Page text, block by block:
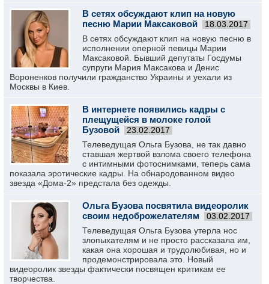
В сетях обсуждают клип на новую
песню Марии Максаковой
18.03.2017
В сетях обсуждают клип на новую песню в
исполнении оперной певицы Марии
Максаковой. Бывший депутаты Госдумы
супруги Мария Максакова и Денис
Вороненков получили гражданство Украины и уехали из
Москвы в Киев.
В интернете появились кадры с
плещущейся в молоке голой
Бузовой
23.02.2017
Телеведущая Ольга Бузова, не так давно
ставшая жертвой взлома своего телефона
с интимными фотоснимками, теперь сама
показала эротические кадры. На обнародованном видео
звезда «Дома-2» предстала без одежды.
Ольга Бузова посвятила видеоролик
своим недоброжелателям
03.02.2017
Телеведущая Ольга Бузова утерла нос
злопыхателям и не просто рассказала им,
какая она хорошая и трудолюбивая, но и
продемонстрировала это. Новый
видеоролик звезды фактически посвящен критикам ее
творчества.